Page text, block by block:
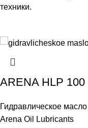
техники.
ARENA HLP 100
Гидравлическое масло
Arena Oil Lubricants